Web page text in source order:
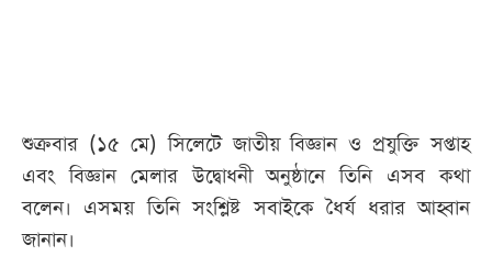
শুক্রবার (১৫ মে) সিলেটে জাতীয় বিজ্ঞান ও প্রযুক্তি সপ্তাহ
এবং বিজ্ঞান মেলার উদ্বোধনী অনুষ্ঠানে তিনি এসব কথা
বলেন। এসময় তিনি সংশ্লিষ্ট সবাইকে ধৈর্য ধরার আহ্বান
জানান।